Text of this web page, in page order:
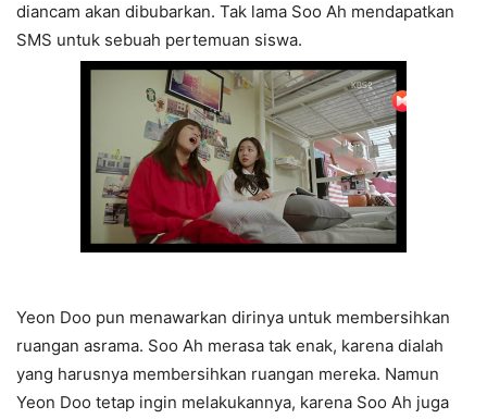
diancam akan dibubarkan. Tak lama Soo Ah mendapatkan
SMS untuk sebuah pertemuan siswa.
Yeon Doo pun menawarkan dirinya untuk membersihkan
ruangan asrama. Soo Ah merasa tak enak, karena dialah
yang harusnya membersihkan ruangan mereka. Namun
Yeon Doo tetap ingin melakukannya, karena Soo Ah juga